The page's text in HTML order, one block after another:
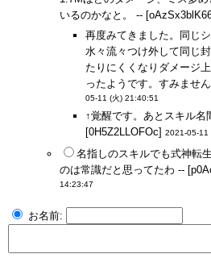
いるのかなと。 --
再度みてきました。同じ
水々流々つけ外して同じ
たりにくくなりダメージ
ったようです。すみませ
05-11 (火) 21:40:51
↑覚醒です。あとスキル名
[0H5Z2LLOFOc] 2021-05-11
名指しのスキルでも式神転
のは常識だと思ってたわ --
14:23:47
お名前: